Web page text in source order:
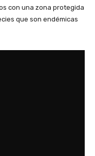
con una zona protegida
que son endémicas